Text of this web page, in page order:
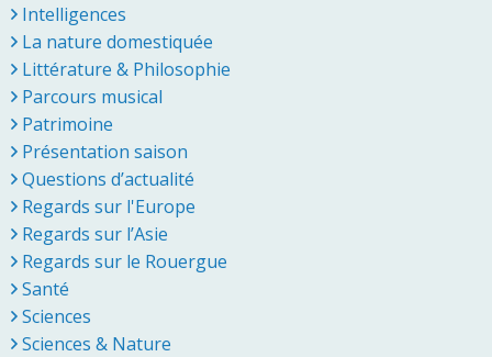
Intelligences
La nature domestiquée
Littérature & Philosophie
Parcours musical
Patrimoine
Présentation saison
Questions d’actualité
Regards sur l'Europe
Regards sur l’Asie
Regards sur le Rouergue
Santé
Sciences
Sciences & Nature